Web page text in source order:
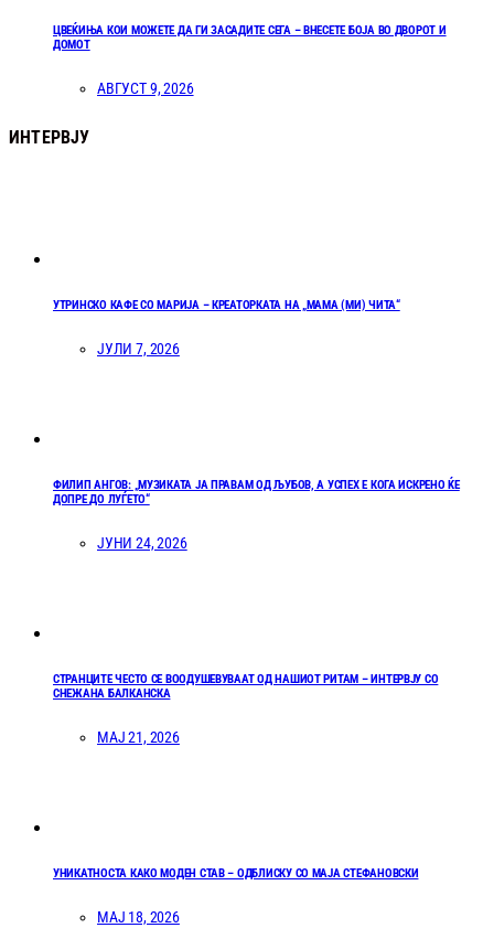
ЦВЕЌИЊА КОИ МОЖЕТЕ ДА ГИ ЗАСАДИТЕ СЕГА – ВНЕСЕТЕ БОЈА ВО ДВОРОТ И
ДОМОТ
АВГУСТ 9, 2026
ИНТЕРВЈУ
УТРИНСКО КАФЕ СО МАРИЈА – КРЕАТОРКАТА НА „МАМА (МИ) ЧИТА“
ЈУЛИ 7, 2026
ФИЛИП АНГОВ: „МУЗИКАТА ЈА ПРАВАМ ОД ЉУБОВ, А УСПЕХ Е КОГА ИСКРЕНО ЌЕ
ДОПРЕ ДО ЛУЃЕТО“
ЈУНИ 24, 2026
СТРАНЦИТЕ ЧЕСТО СЕ ВООДУШЕВУВААТ ОД НАШИОТ РИТАМ – ИНТЕРВЈУ СО
СНЕЖАНА БАЛКАНСКА
МАЈ 21, 2026
УНИКАТНОСТА КАКО МОДЕН СТАВ – ОДБЛИСКУ СО МАЈА СТЕФАНОВСКИ
МАЈ 18, 2026